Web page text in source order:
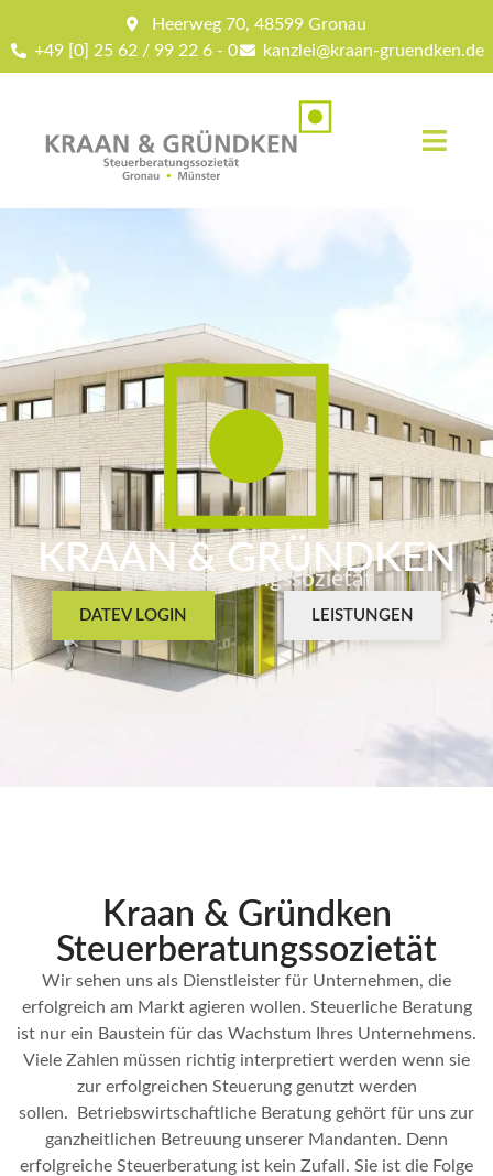
Heerweg 70, 48599 Gronau
+49 [0] 25 62 / 99 22 6 - 0
kanzlei@kraan-gruendken.de
KRAAN & GRÜNDKEN
Steuerberatungssozietät
DATEV LOGIN LEISTUNGEN
Kraan & Gründken
Steuerberatungs­sozietät
Wir sehen uns als Dienstleister für Unternehmen, die
erfolgreich am Markt agieren wollen. Steuerliche Beratung
ist nur ein Baustein für das Wachstum Ihres Unternehmens.
Viele Zahlen müssen richtig interpretiert werden wenn sie
zur erfolgreichen Steuerung genutzt werden
sollen.
Betriebswirtschaftliche Beratung gehört für uns zur
ganzheitlichen Betreuung unserer Mandanten. Denn
erfolgreiche Steuerberatung ist kein Zufall. Sie ist die Folge